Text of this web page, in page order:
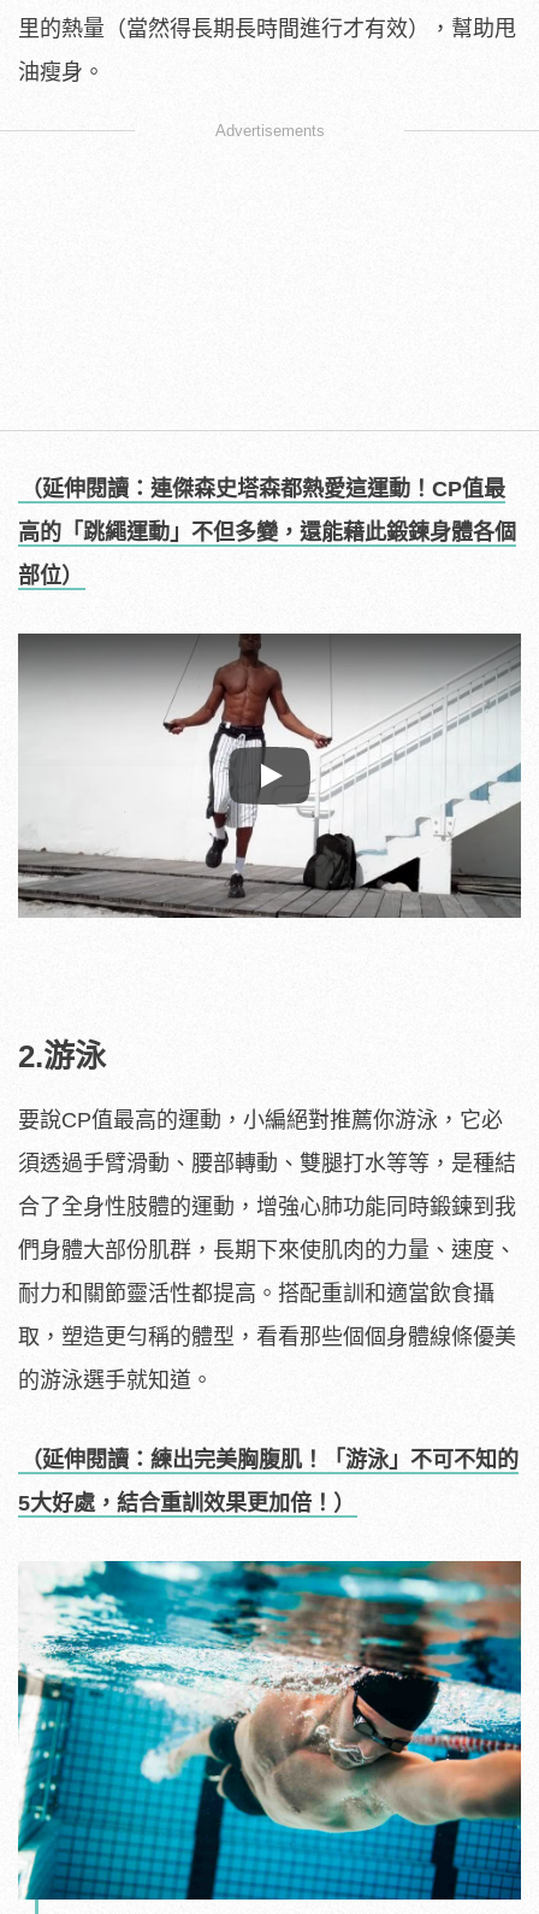
里的熱量（當然得長期長時間進行才有效），幫助甩
油瘦身。
Advertisements
（延伸閱讀：連傑森史塔森都熱愛這運動！CP值最
高的「跳繩運動」不但多變，還能藉此鍛鍊身體各個
部位）
Play
2.游泳
要說CP值最高的運動，小編絕對推薦你游泳，它必
須透過手臂滑動、腰部轉動、雙腿打水等等，是種結
合了全身性肢體的運動，增強心肺功能同時鍛鍊到我
們身體大部份肌群，長期下來使肌肉的力量、速度、
耐力和關節靈活性都提高。搭配重訓和適當飲食攝
取，塑造更勻稱的體型，看看那些個個身體線條優美
的游泳選手就知道。
（延伸閱讀：練出完美胸腹肌！「游泳」不可不知的
5大好處，結合重訓效果更加倍！）